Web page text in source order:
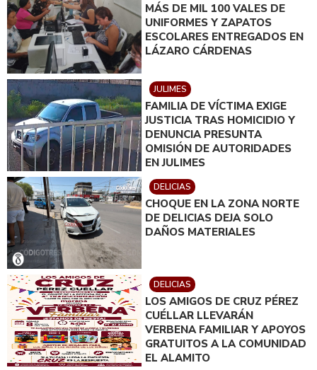
MÁS DE MIL 100 VALES DE
UNIFORMES Y ZAPATOS
ESCOLARES ENTREGADOS EN
LÁZARO CÁRDENAS
JULIMES
FAMILIA DE VÍCTIMA EXIGE
JUSTICIA TRAS HOMICIDIO Y
DENUNCIA PRESUNTA
OMISIÓN DE AUTORIDADES
EN JULIMES
DELICIAS
CHOQUE EN LA ZONA NORTE
DE DELICIAS DEJA SOLO
DAÑOS MATERIALES
DELICIAS
LOS AMIGOS DE CRUZ PÉREZ
CUÉLLAR LLEVARÁN
VERBENA FAMILIAR Y APOYOS
GRATUITOS A LA COMUNIDAD
EL ALAMITO